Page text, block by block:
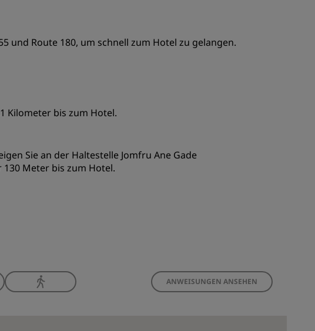
und Route 180, um schnell zum Hotel zu gelangen.
Kilometer bis zum Hotel.
Sie an der Haltestelle Jomfru Ane Gade
Meter bis zum Hotel.
ANWEISUNGEN ANSEHEN